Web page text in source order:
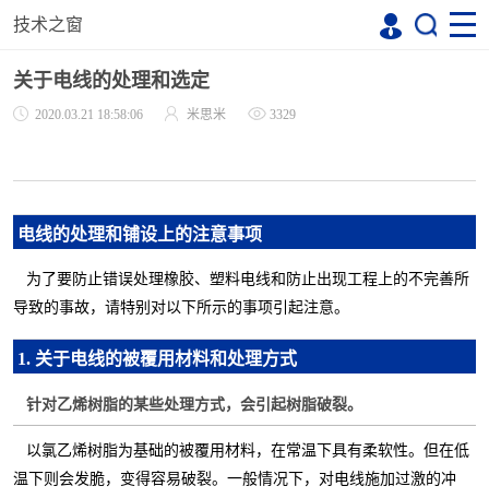
技术之窗
关于电线的处理和选定
2020.03.21 18:58:06 米思米 3329
电线的处理和铺设上的注意事项
为了要防止错误处理橡胶、塑料电线和防止出现工程上的不完善所
导致的事故，请特别对以下所示的事项引起注意。
1. 关于电线的被覆用材料和处理方式
针对乙烯树脂的某些处理方式，会引起树脂破裂。
以氯乙烯树脂为基础的被覆用材料，在常温下具有柔软性。但在低
温下则会发脆，变得容易破裂。一般情况下，对电线施加过激的冲